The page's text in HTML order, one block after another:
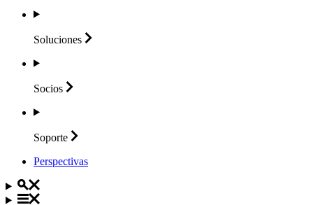
Soluciones
Socios
Soporte
Perspectivas